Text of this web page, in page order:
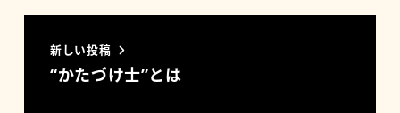
新しい投稿
“かたづけ士”とは